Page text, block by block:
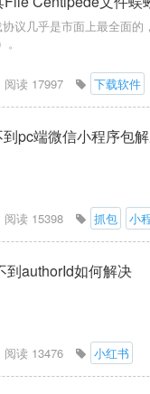
议几乎是市面上最全面
阅读 17997 下载软件
到pc端微信小程序包
阅读 15398 抓包 小
到authorId如何解决
阅读 13476 小红书